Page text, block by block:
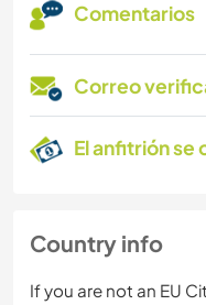
Comentarios
Correo
El anfitrión se
Country info
If you are not an EU